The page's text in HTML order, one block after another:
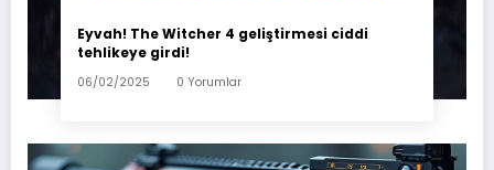
Eyvah! The Witcher 4 geliştirmesi ciddi
tehlikeye girdi!
06/02/2025 0 Yorumlar